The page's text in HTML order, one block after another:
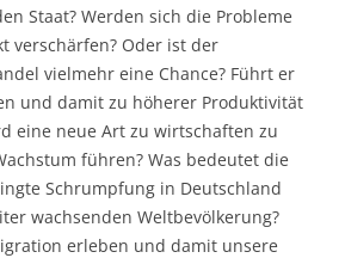
Staat? Werden sich die Probleme
verschärfen? Oder ist der
vielmehr eine Chance? Führt er
und damit zu höherer Produktivität
eine neue Art zu wirtschaften zu
führen? Was bedeutet die
Schrumpfung in Deutschland
wachsenden Weltbevölkerung?
erleben und damit unsere